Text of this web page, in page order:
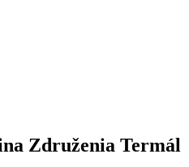
Združenia Termál